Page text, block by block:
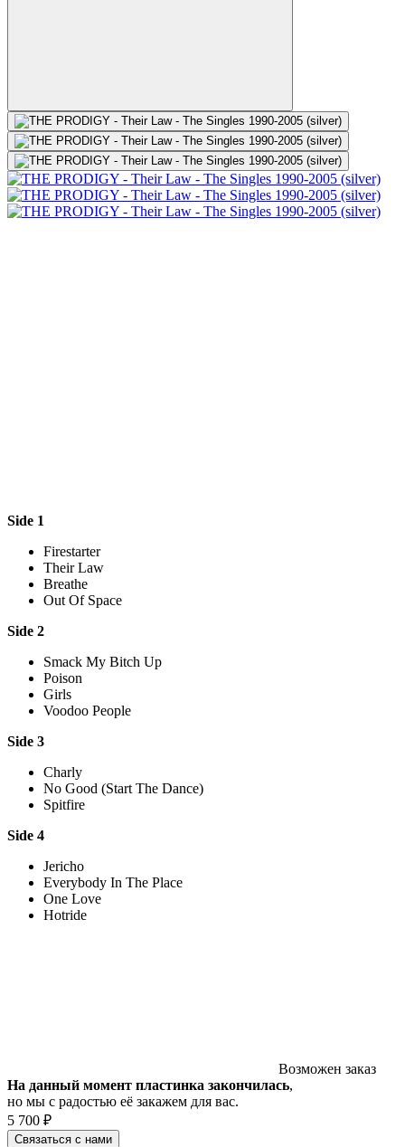
Side 1
Firestarter
Their Law
Breathe
Out Of Space
Side 2
Smack My Bitch Up
Poison
Girls
Voodoo People
Side 3
Charly
No Good (Start The Dance)
Spitfire
Side 4
Jericho
Everybody In The Place
One Love
Hotride
Возможен заказ
На данный момент пластинка закончилась,
но мы с радостью её закажем для вас.
5 700 ₽
Связаться с нами